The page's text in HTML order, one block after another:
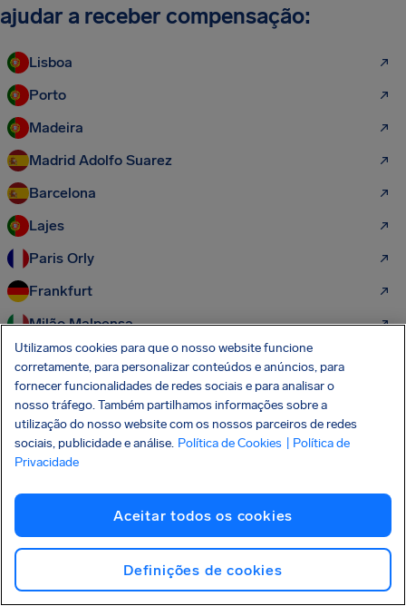
ajudar a receber compensação:
Lisboa
Porto
Madeira
Madrid Adolfo Suarez
Barcelona
Lajes
Paris Orly
Frankfurt
Milão Malpensa
Amesterdão
Mais direitos dos passageiros para
descobrir:
Direitos Aéreos
Atraso De Voos
Cancelamentos De Voos
Reembolso De Passagem Aérea
Utilizamos cookies para que o nosso website funcione
corretamente, para personalizar conteúdos e anúncios, para
fornecer funcionalidades de redes sociais e para analisar o
nosso tráfego. Também partilhamos informações sobre a
utilização do nosso website com os nossos parceiros de redes
sociais, publicidade e análise. Política de Cookies
| Política de
Privacidade
Aceitar todos os cookies
Definições de cookies